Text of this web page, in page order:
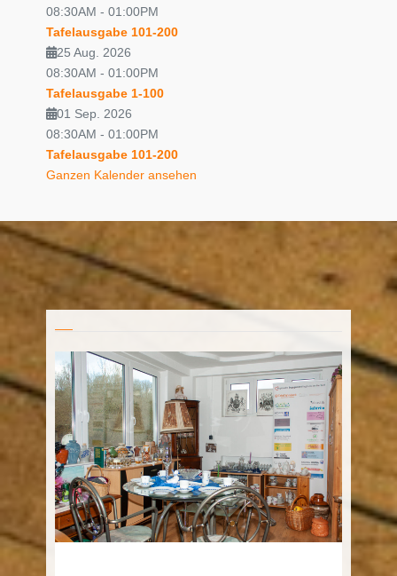
08:30AM - 01:00PM
Tafelausgabe 101-200
25 Aug. 2026
08:30AM - 01:00PM
Tafelausgabe 1-100
01 Sep. 2026
08:30AM - 01:00PM
Tafelausgabe 101-200
Ganzen Kalender ansehen